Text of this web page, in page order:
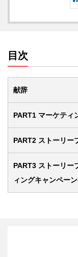
目次
献辞
PART1 マーケティ
PART2 ストーリー
PART3 ストーリー
ィングキャンペー